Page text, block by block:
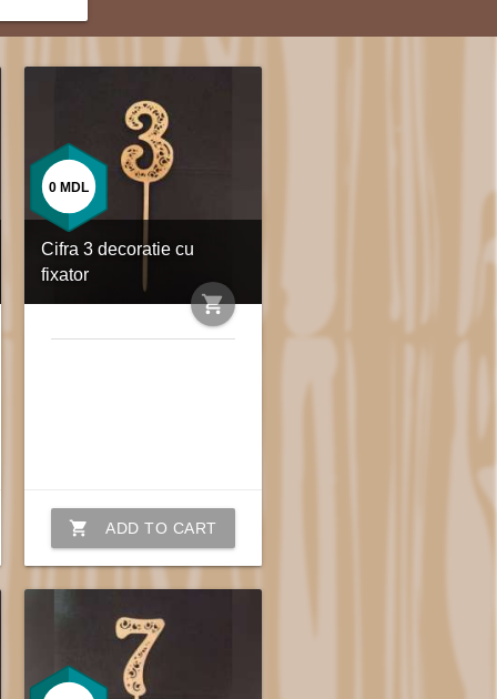
Cifra 3 decoratie cu
fixator
shopping_cart
0 MDL
shopping_cart ADD TO CART